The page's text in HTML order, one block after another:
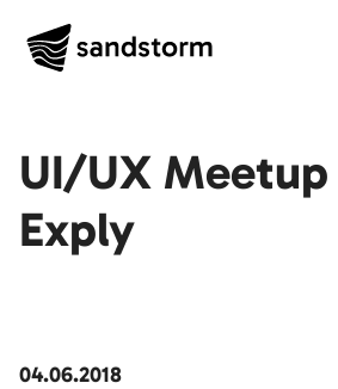
UI/UX
Exply
04.06.2018